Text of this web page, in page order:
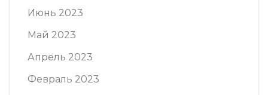
Июнь 2023
Май 2023
Апрель 2023
Февраль 2023